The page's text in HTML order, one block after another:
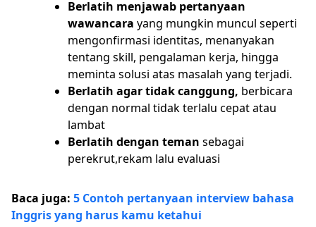
Berlatih menjawab pertanyaan
wawancara yang mungkin muncul seperti
mengonfirmasi identitas, menanyakan
tentang skill, pengalaman kerja, hingga
meminta solusi atas masalah yang terjadi.
Berlatih agar tidak canggung, berbicara
dengan normal tidak terlalu cepat atau
lambat
Berlatih dengan teman sebagai
perekrut,rekam lalu evaluasi
Baca juga: 5 Contoh pertanyaan interview bahasa
Inggris yang harus kamu ketahui